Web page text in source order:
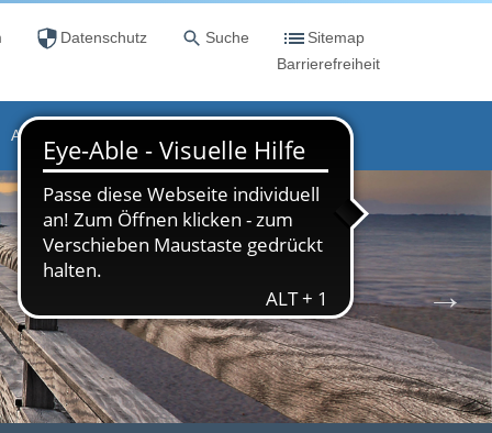
Datenschutz Suche
Sitemap
Barrierefreiheit
AKTUELLES